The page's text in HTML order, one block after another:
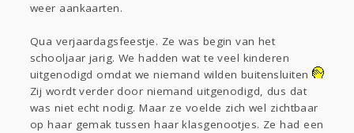
weer aankaarten.
Qua verjaardagsfeestje. Ze was begin van het
schooljaar jarig. We hadden wat te veel kinderen
uitgenodigd omdat we niemand wilden buitensluiten
Zij wordt verder door niemand uitgenodigd, dus dat
was niet echt nodig. Maar ze voelde zich wel zichtbaar
op haar gemak tussen haar klasgenootjes. Ze had een